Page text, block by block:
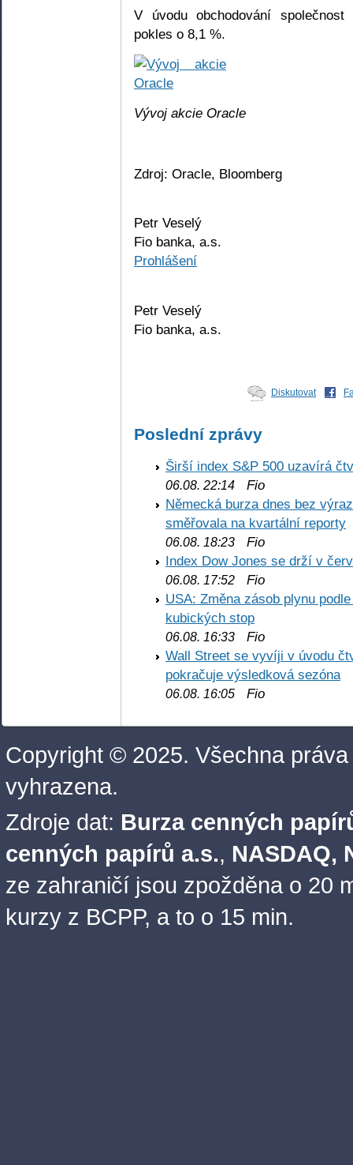
V úvodu obchodování
pokles o 8,1 %.
Vývoj akcie Oracle
Zdroj: Oracle, Bloomberg
Petr Veselý
Fio banka, a.s.
Prohlášení
Petr Veselý
Fio banka, a.s.
Diskutovat
Poslední zprávy
Širší index S&P 500 uzavírá
06.08. 22:14 Fio
Německá burza dnes bez
směřovala na kvartální reporty
06.08. 18:23 Fio
Index Dow Jones se drží v
06.08. 17:52 Fio
USA: Změna zásob plynu
kubických stop
06.08. 16:33 Fio
Wall Street se vyvíji v úvodu
pokračuje výsledková sezóna
06.08. 16:05 Fio
Copyright © 2025. Všechna práva
vyhrazena.
Zdroje dat: Burza cenných
cenných papírů a.s., NASDAQ,
ze zahraničí jsou zpožděna o 20
kurzy z BCPP, a to o 15 min.